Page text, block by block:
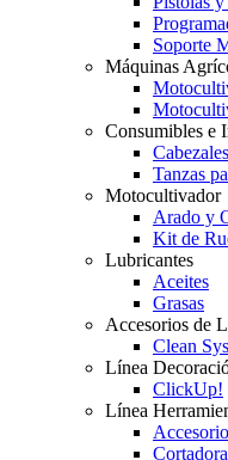
Soporte
Máquinas
Consumibles e
Tanzas
Motocultivador
Arado y
Kit de
Lubricantes
Aceites
Grasas
Accesorios de
Clean
Línea
ClickUp!
Línea